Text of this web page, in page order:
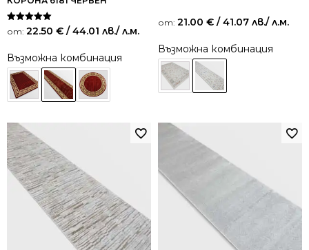
Оценено на
5.00
от: 22.50 € / 44.01 лв./ л.м.
Възможна комбинация
от: 21.00 € / 41.07 лв./ л.м.
Възможна комбинация